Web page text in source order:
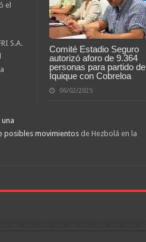
Comité Estadio Seguro
autorizó aforo de 9.364
personas para partido de
Iquique con Cobreloa
06/02/2025
el
S.A.
una
posibles movimientosde Hezbolá en la